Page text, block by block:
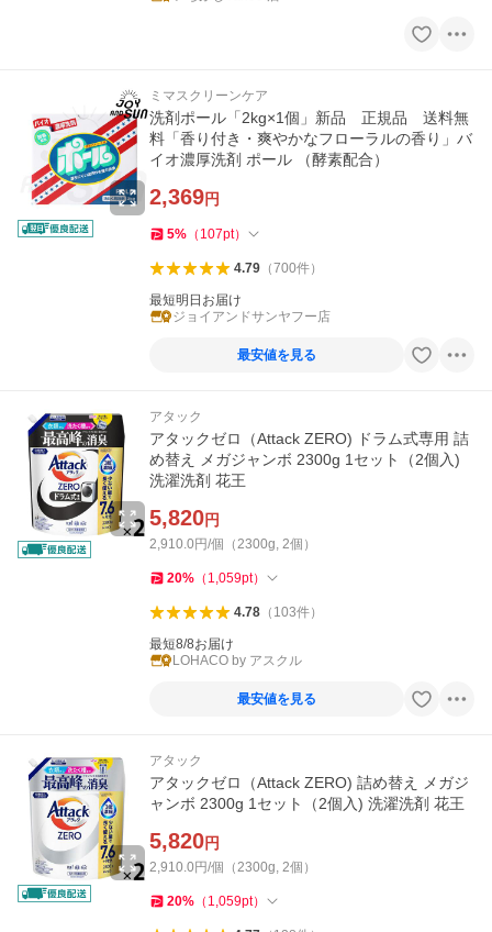
ミマスクリーンケア
洗剤ポール「2kg×1個」新品 正規品 送料無
料「香り付き・爽やかなフローラルの香り」バ
イオ濃厚洗剤 ポール （酵素配合）
2,369円
5% （ 107pt）
4.79（700件）
最短明日お届け
ジョイアンドサンヤフー店
最安値を見る
アタック
アタックゼロ（Attack ZERO) ドラム式専用 詰
め替え メガジャンボ 2300g 1セット（2個入)
洗濯洗剤 花王
5,820円
2,910.0円/個（2300g, 2個）
20% （ 1,059pt）
4.78（ 103件）
最短8/8お届け
LOHACO by アスクル
最安値を見る
アタック
アタックゼロ（Attack ZERO) 詰め替え メガジ
ャンボ 2300g 1セット（2個入) 洗濯洗剤 花王
5,820円
2,910.0円/個（2300g, 2個）
20% （ 1,059pt）